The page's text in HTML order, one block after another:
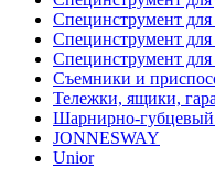
Специнструмент для
Специнструмент
Специнструмент
Съемники и
Тележки, ящики,
Шарнирно-губцевый
JONNESWAY
Unior